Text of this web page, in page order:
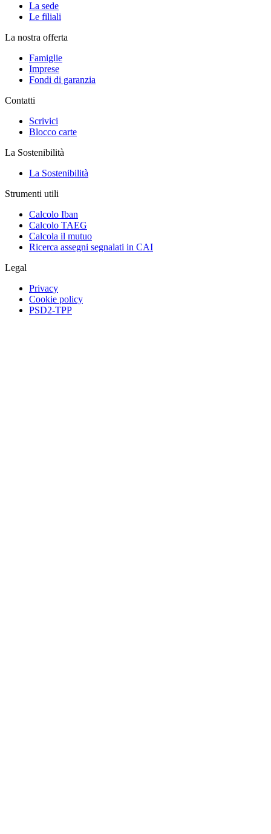
La sede
Le filiali
La nostra offerta
Famiglie
Imprese
Fondi di garanzia
Contatti
Scrivici
Blocco carte
La Sostenibilità
La Sostenibilità
Strumenti utili
Calcolo Iban
Calcolo TAEG
Calcola il mutuo
Ricerca assegni segnalati in CAI
Legal
Privacy
Cookie policy
PSD2-TPP